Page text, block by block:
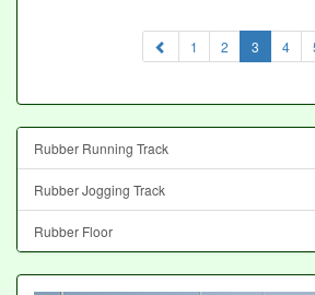
1 2 3 (current)
4
Rubber Running Track
Rubber Jogging Track
Rubber Floor